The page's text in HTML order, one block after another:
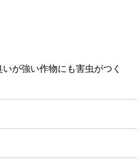
が強い作物にも害虫がつく